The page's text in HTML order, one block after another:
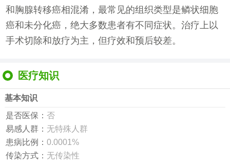
和胸腺转移癌相混淆，最常见的组织类型是鳞状细胞
癌和未分化癌，绝大多数患者有不同症状。治疗上以
手术切除和放疗为主，但疗效和预后较差。
医疗知识
基本知识
是否医保： 否
易感人群： 无特殊人群
患病比例： 0.0001%
传染方式： 无传染性